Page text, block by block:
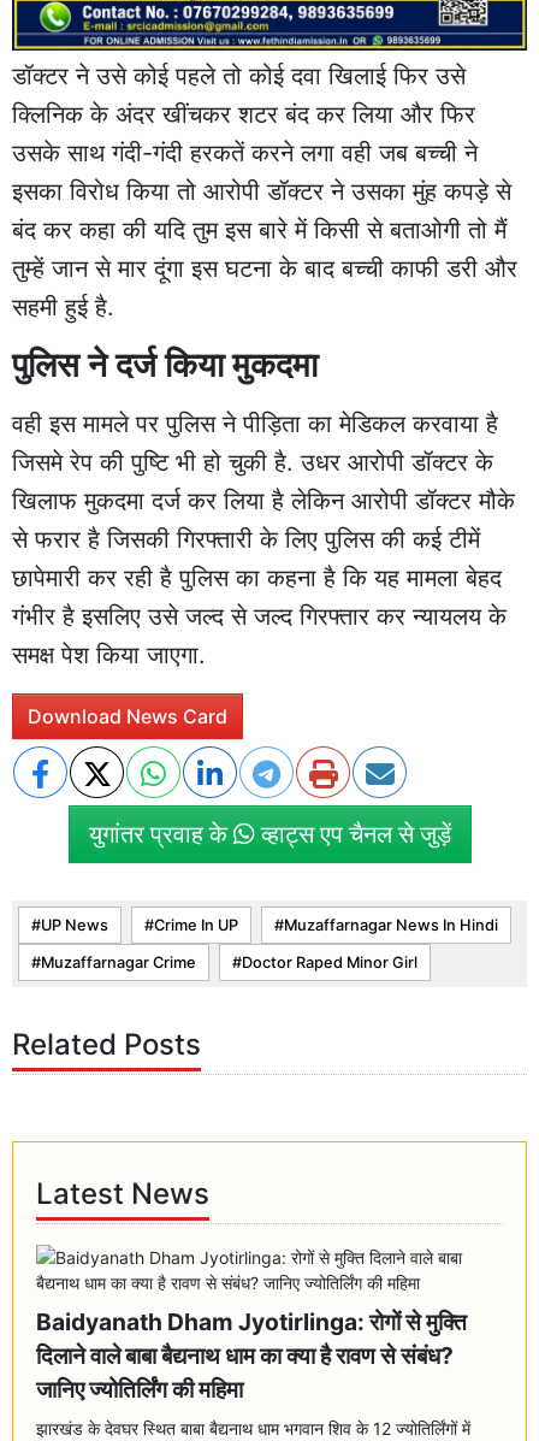
डॉक्टर ने उसे कोई पहले तो कोई दवा खिलाई फिर उसे
क्लिनिक के अंदर खींचकर शटर बंद कर लिया और फिर
उसके साथ गंदी-गंदी हरकतें करने लगा वही जब बच्ची ने
इसका विरोध किया तो आरोपी डॉक्टर ने उसका मुंह कपड़े से
बंद कर कहा की यदि तुम इस बारे में किसी से बताओगी तो मैं
तुम्हें जान से मार दूंगा इस घटना के बाद बच्ची काफी डरी और
सहमी हुई है.
पुलिस ने दर्ज किया मुकदमा
वही इस मामले पर पुलिस ने पीड़िता का मेडिकल करवाया है
जिसमे रेप की पुष्टि भी हो चुकी है. उधर आरोपी डॉक्टर के
खिलाफ मुकदमा दर्ज कर लिया है लेकिन आरोपी डॉक्टर मौके
से फरार है जिसकी गिरफ्तारी के लिए पुलिस की कई टीमें
छापेमारी कर रही है पुलिस का कहना है कि यह मामला बेहद
गंभीर है इसलिए उसे जल्द से जल्द गिरफ्तार कर न्यायलय के
समक्ष पेश किया जाएगा.
Download News Card
युगांतर प्रवाह के व्हाट्स एप चैनल से जुड़ें
UP News Crime In UP Muzaffarnagar News In Hindi
Muzaffarnagar Crime Doctor Raped Minor Girl
Related Posts
Latest News
Baidyanath Dham Jyotirlinga: रोगों से मुक्ति
दिलाने वाले बाबा बैद्यनाथ धाम का क्या है रावण से संबंध?
जानिए ज्योतिर्लिंग की महिमा
झारखंड के देवघर स्थित बाबा बैद्यनाथ धाम भगवान शिव के 12 ज्योतिर्लिंगों में